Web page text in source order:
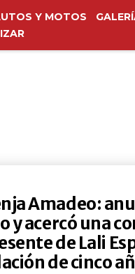
Y MOTOS
Amadeo:
y acercó una
de Lali
de cinco